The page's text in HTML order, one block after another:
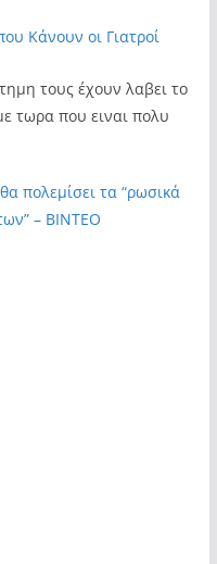
Κάνουν οι Γιατροί
τους έχουν λαβει το
τωρα που ειναι πολυ
πολεμίσει τα “ρωσικά
– ΒΙΝΤΕΟ